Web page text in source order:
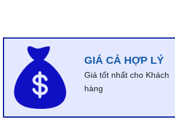
GIÁ CẢ HỢP LÝ
Giá tốt nhất cho Khách
hàng